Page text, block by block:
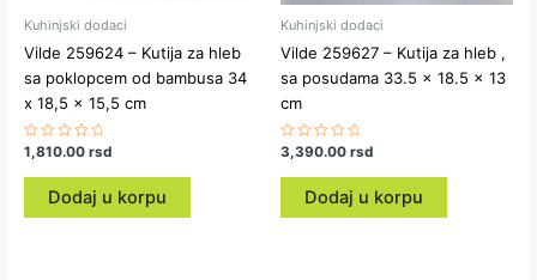
Kuhinjski dodaci
Vilde 259624 – Kutija za hleb
sa poklopcem od bambusa 34
x 18,5 x 15,5 cm
Ocenjeno
sa
0
1,810.00rsd
Dodaj u korpu
Kuhinjski dodaci
Vilde 259627 – Kutija za hleb ,
sa posudama 33.5 x 18.5 x 13
cm
Ocenjeno
sa
0
3,390.00 rsd
Dodaj u korpu